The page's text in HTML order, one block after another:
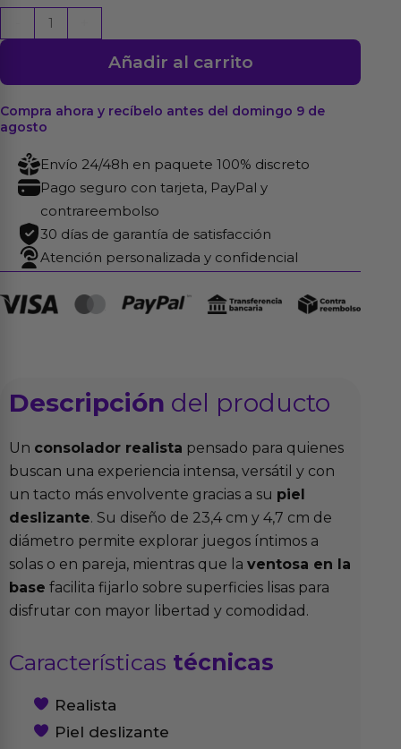
Realista
Piel
Deslizante
23.4
cm
cantidad
Añadir al carrito
Compra ahora y recíbelo antes del domingo 9 de
agosto
Envío 24/48h en paquete 100% discreto
Pago seguro con tarjeta, PayPal y
contrareembolso
30 días de garantía de satisfacción
Atención personalizada y confidencial
Descripción del producto
Un consolador realista pensado para quienes
buscan una experiencia intensa, versátil y con
un tacto más envolvente gracias a su piel
deslizante. Su diseño de 23,4 cm y 4,7 cm de
diámetro permite explorar juegos íntimos a
solas o en pareja, mientras que la ventosa en la
base facilita fijarlo sobre superficies lisas para
disfrutar con mayor libertad y comodidad.
Características técnicas
Realista
Piel deslizante